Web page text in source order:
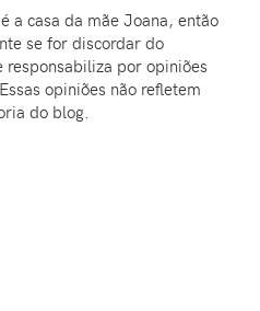
a casa da mãe Joana, então
se for discordar do
responsabiliza por opiniões
opiniões não refletem
do blog.